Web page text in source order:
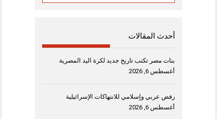
أحدث المقالات
بنات مصر تكتب تاريخ جديد لكرة اليد المصرية
أغسطس 6, 2026
رفض عربي وإسلامي للانتهاكات الإسرائيلية
أغسطس 6, 2026